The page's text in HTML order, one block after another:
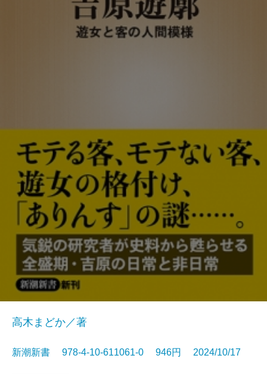
高木まどか／著
新潮新書 978-4-10-611061-0 946円 2024/10/17